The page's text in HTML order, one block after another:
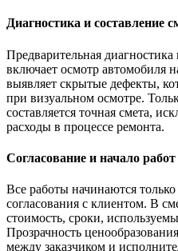
Диагностика и составление
Предварительная
включает осмотр автомобиля
выявляет скрытые дефекты,
при визуальном осмотре.
составляется точная смета,
расходы в процессе ремонта.
Согласование и начало работ
Все работы начинаются
согласования с клиентом. В
стоимость, сроки,
Прозрачность
между заказчиком и